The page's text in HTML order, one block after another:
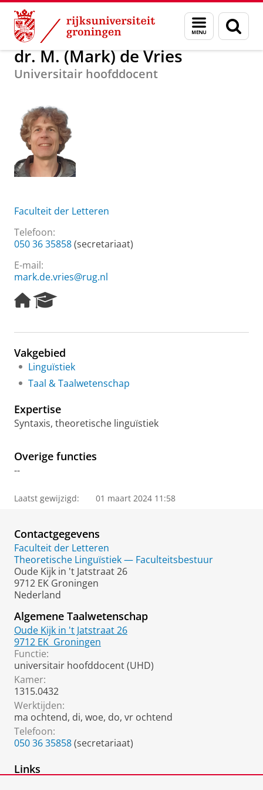
Skip
Content
Skip
Navigation
Menu
en
zoeken
Over ons dr. M. (Mark) de Vries
dr. M. (Mark) de Vries
Universitair hoofddocent
Faculteit der Letteren
Telefoon:
050 36 35858(secretariaat)
E-mail:
mark.de.vries@rug.nl
H
o
e
a
g
e
e
r
c
h
r
t
l
Vakgebied
Linguïstiek
Taal & Taalwetenschap
Expertise
Syntaxis, theoretische linguïstiek
Overige functies
--
Laatst gewijzigd: 01 maart 2024 11:58
Contactgegevens
Faculteit der Letteren
Theoretische Linguïstiek — Faculteitsbestuur
Oude Kijk in 't Jatstraat 26
9712 EK Groningen
Nederland
Algemene Taalwetenschap
Oude Kijk in 't Jatstraat 26
9712 EK Groningen
Functie:
universitair hoofddocent (UHD)
Kamer:
1315.0432
Werktijden:
ma ochtend, di, woe, do, vr ochtend
Telefoon:
050 36 35858(secretariaat)
Links